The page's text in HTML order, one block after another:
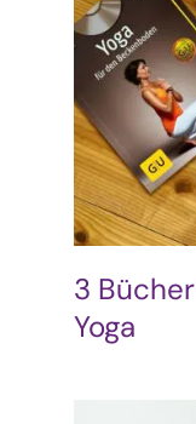
3
Yoga